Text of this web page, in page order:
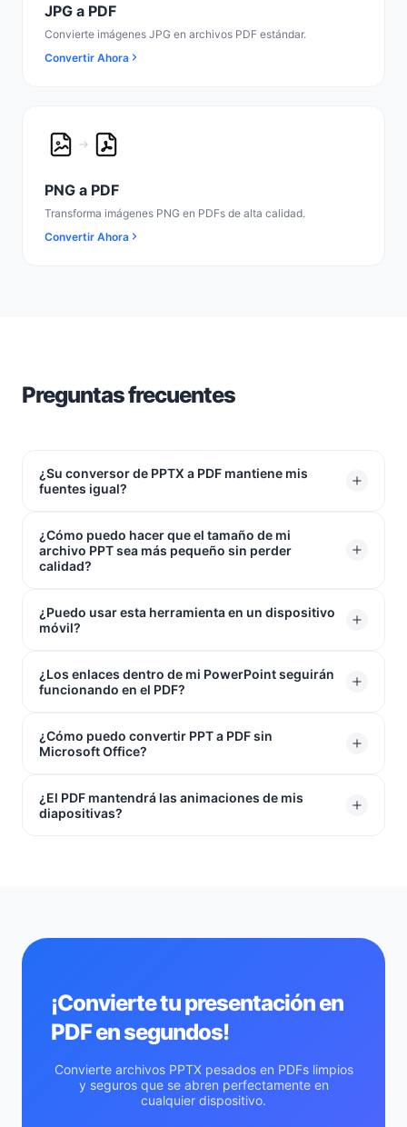
JPG a PDF
Convierte imágenes JPG en archivos PDF estándar.
Convertir Ahora
PNG a PDF
Transforma imágenes PNG en PDFs de alta calidad.
Convertir Ahora
Preguntas frecuentes
¿Su conversor de PPTX a PDF mantiene mis
fuentes igual?
¡Sí! Nuestra herramienta bloquea tus fuentes
directamente en el archivo. Tu texto no se desplazará
exactamente como las diseñaste en cualquier pantalla.
¿Cómo puedo hacer que el tamaño de mi
archivo PPT sea más pequeño sin perder
calidad?
La forma más fácil es convertir PPT a PDF. Tus
diapositivas se verán exactamente igual, pero el
puedas enviarlo por correo electrónico a cualquiera sin
¿Puedo usar esta herramienta en un dispositivo
móvil?
Absolutamente. Dado que nuestro conversor de PPTX
a PDF funciona directamente en tu navegador web,
(Android) o cualquier tableta sin descargar una
¿Los enlaces dentro de mi PowerPoint seguirán
funcionando en el PDF?
Sí. Cualquier enlace de sitio web o atajo que hayas
añadido a tus diapositivas permanecerá
después de que termines la conversión.
¿Cómo puedo convertir PPT a PDF sin
Microsoft Office?
¡No necesitas tener PowerPoint u Office instalado en
absoluto! Nuestra herramienta de PPTX a PDF en línea
¿El PDF mantendrá las animaciones de mis
diapositivas?
¡Convierte tu presentación en
PDF en segundos!
Convierte archivos PPTX pesados en PDFs limpios
y seguros que se abren perfectamente en
cualquier dispositivo.